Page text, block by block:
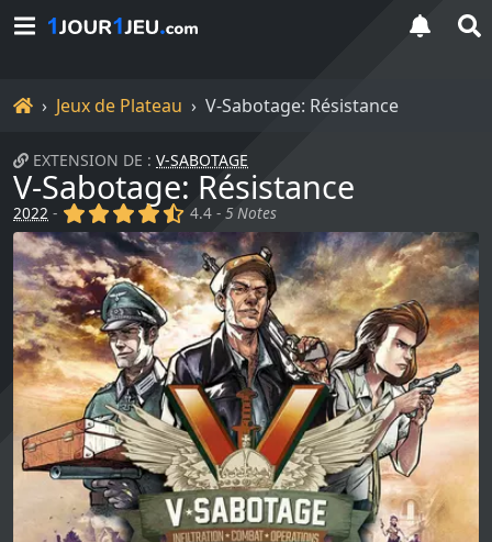
Accueil
Jeux de Plateau V-Sabotage: Résistance
EXTENSION DE : V-SABOTAGE
V-Sabotage: Résistance
2022 - (x) (x) (x) (x) (,)
4.4 -5 Notes